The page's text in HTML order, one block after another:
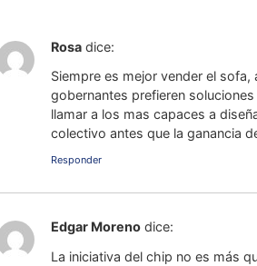
Rosa dice:
Siempre es mejor vender el
gobernantes prefieren
llamar a los mas capaces a
colectivo antes que la ganancia
Responder
Edgar Moreno dice:
La iniciativa del chip no es más